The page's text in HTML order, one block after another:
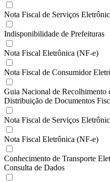
Nota Fiscal de Serviços
Indisponibilidade de Prefeituras
Nota Fiscal Eletrônica (NF-e)
Nota Fiscal de Consumidor
Guia Nacional de Recolhimento
Distribuição de Documentos
Nota Fiscal de Serviços
Nota Fiscal Eletrônica (NF-e)
Conhecimento de Transporte
Consulta de Dados